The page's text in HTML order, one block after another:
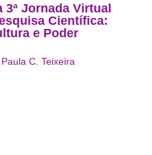
3ª Jornada Virtual
Científica:
e Poder
C. Teixeira